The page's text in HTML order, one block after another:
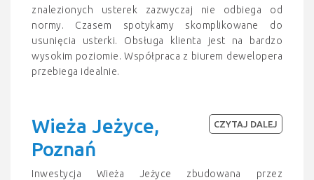
znalezionych usterek zazwyczaj nie odbiega od
normy. Czasem spotykamy skomplikowane do
usunięcia usterki. Obsługa klienta jest na bardzo
wysokim poziomie. Współpraca z biurem dewelopera
przebiega idealnie.
Wieża Jeżyce,
Poznań
Inwestycja Wieża Jeżyce zbudowana przez
CZYTAJ DALEJ